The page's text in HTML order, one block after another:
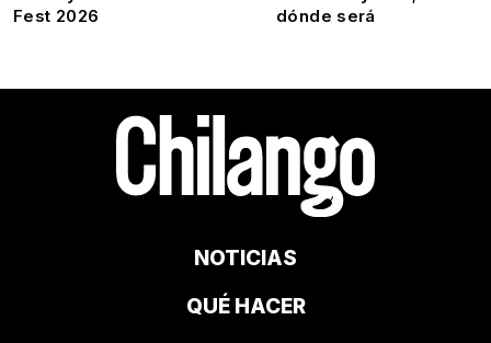
Fest 2026
dónde será
NOTICIAS
QUÉ HACER